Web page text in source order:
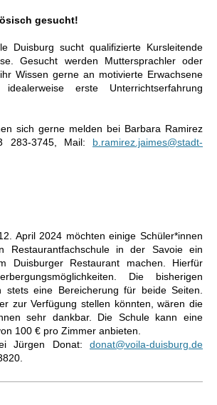
gesucht!
Duisburg sucht qualifizierte Kursleitende
Gesucht werden Muttersprachler oder
Wissen gerne an motivierte Erwachsene
erste Unterrichtserfahrung
sich gerne melden bei Barbara Ramirez
283-3745, Mail: b.ramirez.jaimes@stadt-
April 2024 möchten einige Schüler*innen
Restaurantfachschule in der Savoie ein
Duisburger Restaurant machen. Hierfür
Die bisherigen
stets eine Bereicherung für beide Seiten.
zur Verfügung stellen könnten, wären die
sehr dankbar. Die Schule kann eine
100 € pro Zimmer anbieten.
Jürgen Donat: donat@voila-duisburg.de